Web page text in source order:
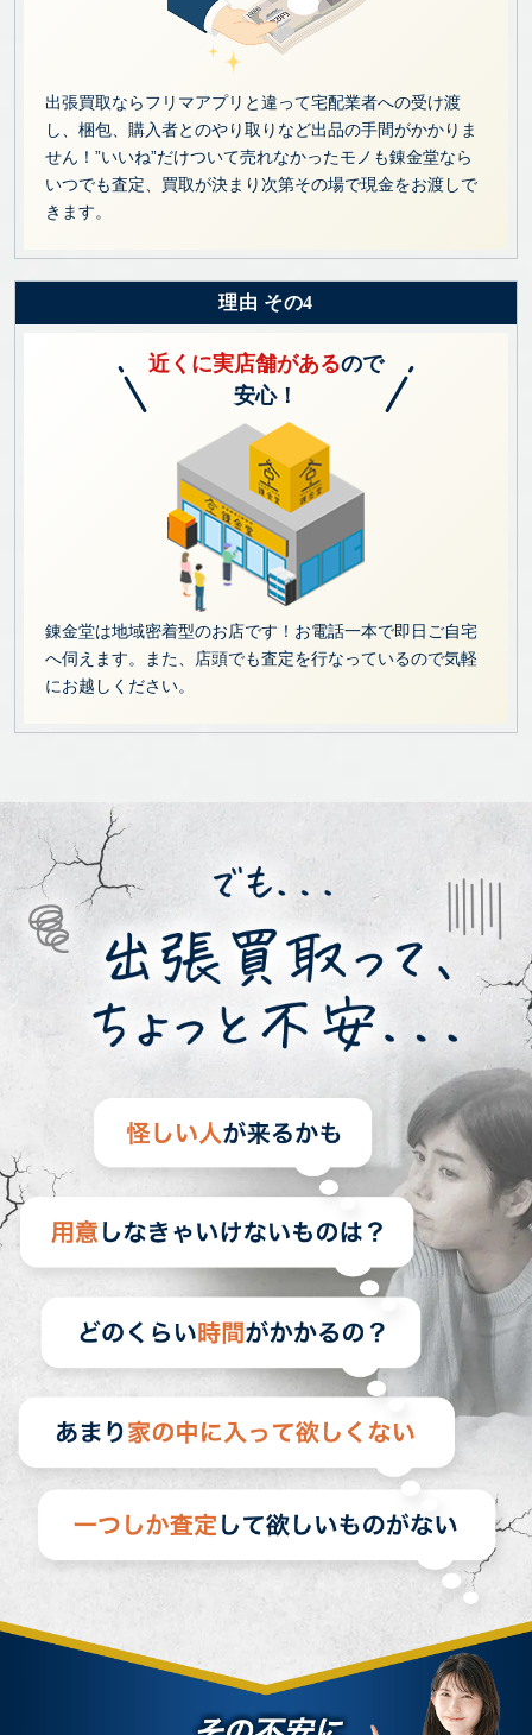
出張買取ならフリマアプリと違って宅配業者への受け渡
し、梱包、購入者とのやり取りなど出品の手間がかかりま
せん！”いいね”だけついて売れなかったモノも錬金堂なら
いつでも査定、買取が決まり次第その場で現金をお渡しで
きます。
理由 その4
近くに実店舗があるので
安心！
錬金堂は地域密着型のお店です！お電話一本で即日ご自宅
へ伺えます。また、店頭でも査定を行なっているので気軽
にお越しください。